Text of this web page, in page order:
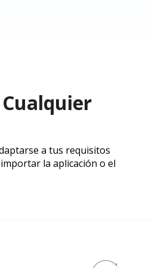
a tus requisitos
la aplicación o el